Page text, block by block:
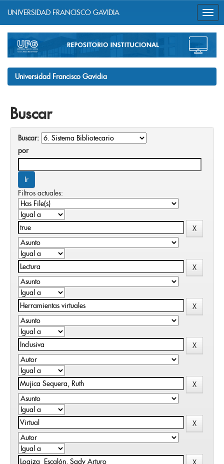
navigation
UNIVERSIDAD FRANCISCO GAVIDIA
Universidad Francisco Gavidia
Buscar
Buscar:
por
Filtros actuales: